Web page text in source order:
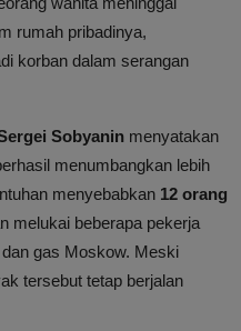
rumah pribadinya,
korban dalam serangan
Sobyanin menyatakan
menumbangkan lebih
menyebabkan 12 orang
melukai beberapa pekerja
gas Moskow. Meski
tersebut tetap berjalan